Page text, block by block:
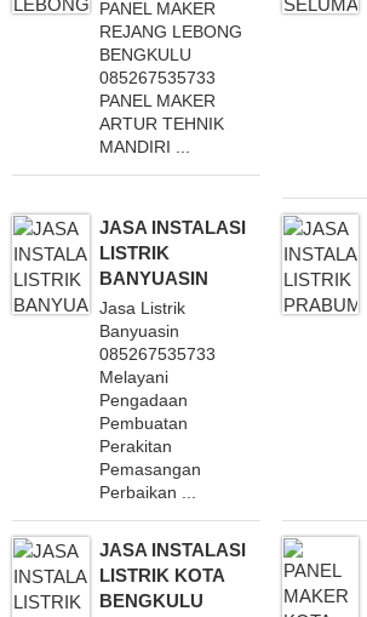
PANEL MAKER
REJANG LEBONG
BENGKULU
085267535733
PANEL MAKER
ARTUR TEHNIK
MANDIRI ...
JASA INSTALASI
LISTRIK
BANYUASIN
Jasa Listrik
Banyuasin
085267535733
Melayani
Pengadaan
Pembuatan
Perakitan
Pemasangan
Perbaikan ...
JASA INSTALASI
LISTRIK KOTA
BENGKULU